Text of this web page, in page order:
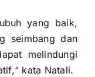
yang baik,
seimbang dan
melindungi
kata Natali.